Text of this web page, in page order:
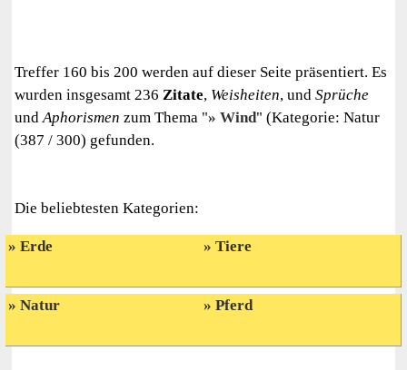
Treffer 160 bis 200 werden auf dieser Seite präsentiert. Es
wurden insgesamt 236Zitate, Weisheiten, undSprüche
undAphorismen zum Thema " Wind" (Kategorie: Natur
(387 / 300) gefunden.
Die beliebtesten Kategorien:
Erde
Natur
Tiere
Pferd